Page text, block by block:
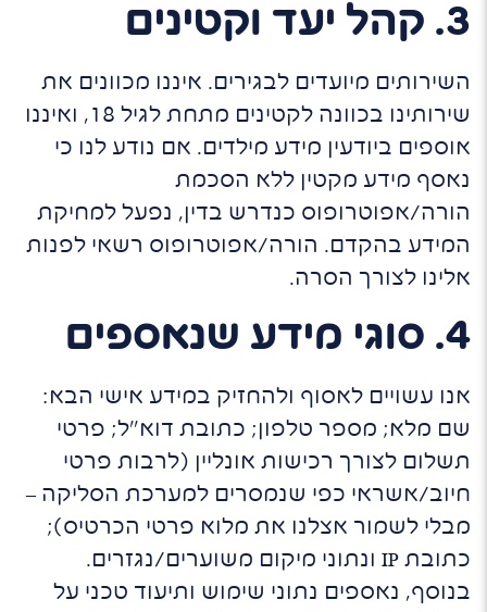
3. קהל יעד וקטינים
השירותים מיועדים לבגירים. איננו מכוונים את
שירותינו בכוונה לקטינים מתחת לגיל 18, ואיננו
אוספים ביודעין מידע מילדים. אם נודע לנו כי
נאסף מידע מקטין ללא הסכמת
הורה/אפוטרופוס כנדרש בדין, נפעל למחיקת
המידע בהקדם. הורה/אפוטרופוס רשאי לפנות
אלינו לצורך הסרה.
4. סוגי מידע שנאספים
אנו עשויים לאסוף ולהחזיק במידע אישי הבא:
שם מלא; מספר טלפון; כתובת דוא"ל; פרטי
תשלום לצורך רכישות אונליין (לרבות פרטי
חיוב/אשראי כפי שנמסרים למערכת הסליקה –
מבלי לשמור אצלנו את מלוא פרטי הכרטיס);
כתובת IP ונתוני מיקום משוערים/נגזרים.
בנוסף, נאספים נתוני שימוש ותיעוד טכני על